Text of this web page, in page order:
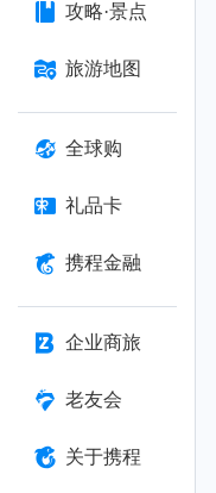
攻略·景点
旅游地图
全球购
礼品卡
携程金融
企业商旅
老友会
关于携程